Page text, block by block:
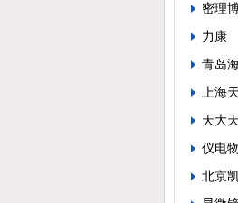
密理
力康
青岛
上海
天大
仪电
北京